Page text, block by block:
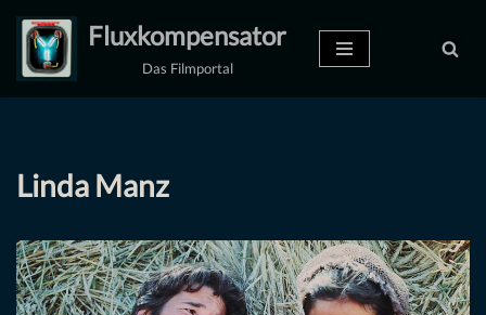
Zum
Inhalt
Fluxkompensator
Das Filmportal
Linda Manz